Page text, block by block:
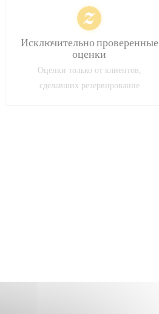
Исключительно проверенные
оценки
Оценки только от клиентов,
сделавших резервирование